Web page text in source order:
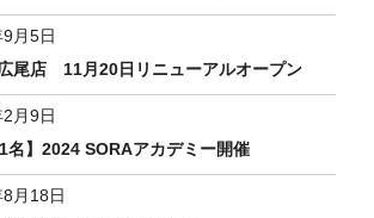
月5日
尾店 11月20日リニューアルオープン
月9日
1名】2024 SORAアカデミー開催
月18日